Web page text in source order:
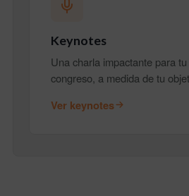
Keynotes
Una charla impactante para
congreso, a medida de tu
Ver keynotes